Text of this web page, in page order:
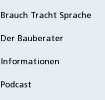
Brauch Tracht Sprache
Der Bauberater
Informationen
Podcast